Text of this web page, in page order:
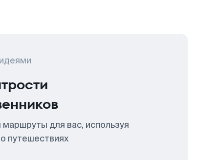
для вас, используя
путешествиях